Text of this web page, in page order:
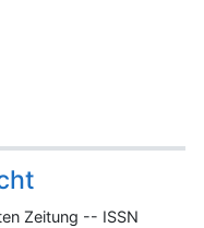
Zeitung -- ISSN